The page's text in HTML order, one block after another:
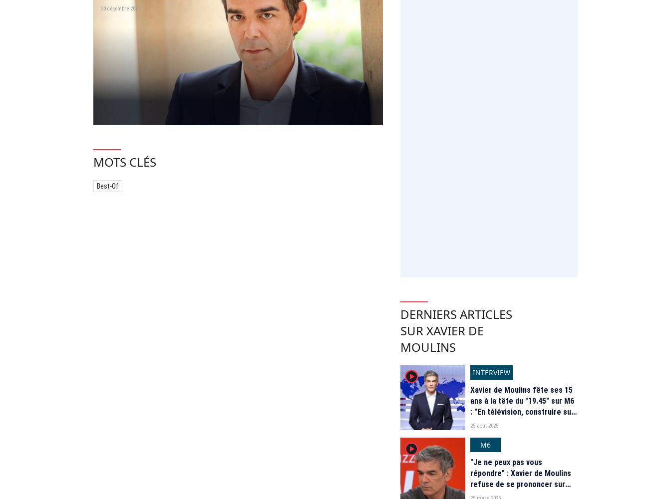
30 décembre 2013
MOTS CLÉS
Best-Of
DERNIERS ARTICLES
SUR XAVIER DE
MOULINS
player2
INTERVIEW
Xavier de Moulins fête ses 15
ans à la tête du "19.45" sur M6
: "En télévision, construire sur
la durée n'est pas donné à tout
25 août 2025
player2
M6
"Je ne peux pas vous
répondre" : Xavier de Moulins
refuse de se prononcer sur
l’arrivée de Cyril Hanouna dans